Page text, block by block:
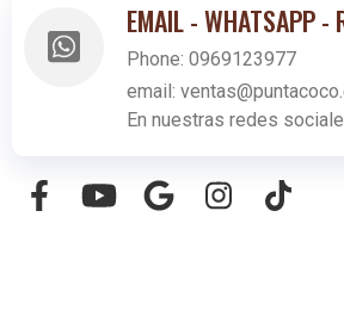
EMAIL - WHATSAPP -
Phone: 0969123977
email:
En nuestras redes